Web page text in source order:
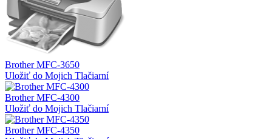
Brother MFC-3650
Uložiť do Mojich Tlačiarní
Brother MFC-4300
Uložiť do Mojich Tlačiarní
Brother MFC-4350